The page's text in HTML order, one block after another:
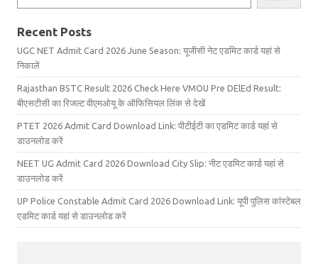
Recent Posts
UGC NET Admit Card 2026 June Season: यूजीसी नेट एडमिट कार्ड यहां से
निकालें
Rajasthan BSTC Result 2026 Check Here VMOU Pre DElEd Result:
बीएसटीसी का रिजल्ट वीएमओयू के ऑफिसियल लिंक से देखें
PTET 2026 Admit Card Download Link: पीटीईटी का एडमिट कार्ड यहां से
डाउनलोड करें
NEET UG Admit Card 2026 Download City Slip: नीट एडमिट कार्ड यहां से
डाउनलोड करें
UP Police Constable Admit Card 2026 Download Link: यूपी पुलिस कांस्टेबल
एडमिट कार्ड यहां से डाउनलोड करें